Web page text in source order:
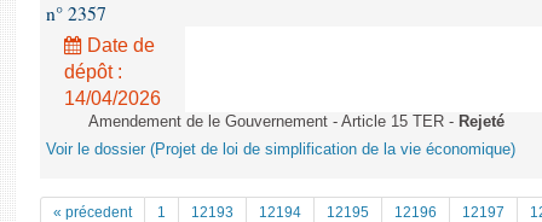
n° 2357
Date de
dépôt :
14/04/2026
Amendement de le Gouvernement - Article 15 TER - Rejeté
Voir le dossier (Projet de loi de simplification de la vie économique)
« précedent 1 12193 12194 12195 12196 12197